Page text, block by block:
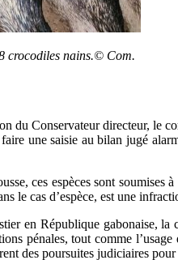
crocodiles nains.© Com.
du Conservateur directeur,
une saisie au bilan jugé
ces espèces sont
le cas d’espèce, est une
en République gabonaise, la
pénales, tout comme
des poursuites judiciaires